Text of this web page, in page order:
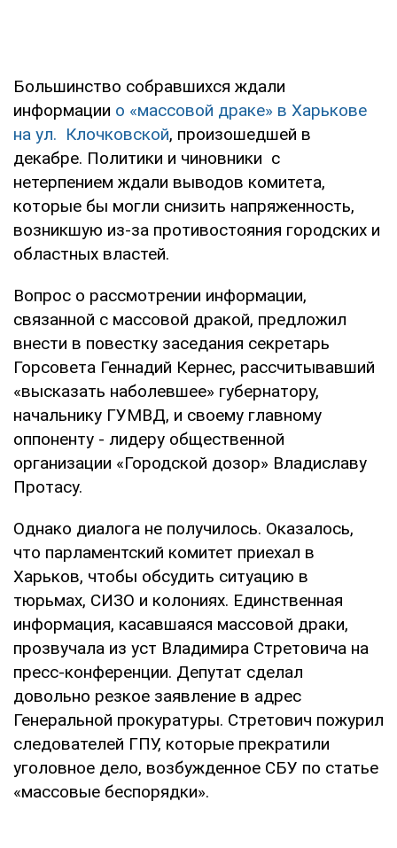
Большинство собравшихся ждали
информации о «массовой драке» в Харькове
на ул. Клочковской, произошедшей в
декабре. Политики и чиновники с
нетерпением ждали выводов комитета,
которые бы могли снизить напряженность,
возникшую из-за противостояния городских и
областных властей.
Вопрос о рассмотрении информации,
связанной с массовой дракой, предложил
внести в повестку заседания секретарь
Горсовета Геннадий Кернес, рассчитывавший
«высказать наболевшее» губернатору,
начальнику ГУМВД, и своему главному
оппоненту - лидеру общественной
организации «Городской дозор» Владиславу
Протасу.
Однако диалога не получилось. Оказалось,
что парламентский комитет приехал в
Харьков, чтобы обсудить ситуацию в
тюрьмах, СИЗО и колониях. Единственная
информация, касавшаяся массовой драки,
прозвучала из уст Владимира Стретовича на
пресс-конференции. Депутат сделал
довольно резкое заявление в адрес
Генеральной прокуратуры. Стретович пожурил
следователей ГПУ, которые прекратили
уголовное дело, возбужденное СБУ по статье
«массовые беспорядки».